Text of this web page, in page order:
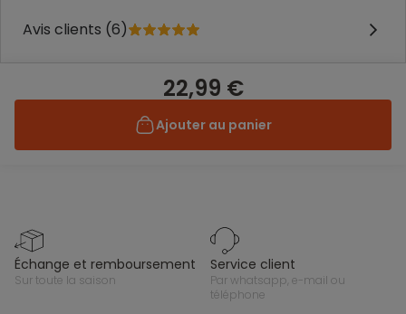
Avis clients (6)
22,99 €
Ajouter au panier
échange et remboursement
sur toute la saison
service client
par whatsapp, e-mail ou
téléphone